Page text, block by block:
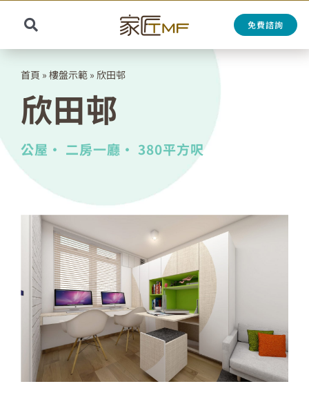
content
Toggle
Navigation
Search
for:
免費諮詢
首頁 »樓盤示範 »欣田邨
欣田邨
公屋• 二房一廳• 380平方呎